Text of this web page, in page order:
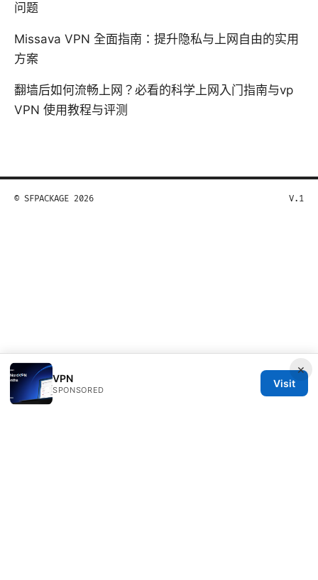
问题
Missava VPN 全面指南：提升隐私与上网自由的实用
方案
翻墙后如何流畅上网？必看的科学上网入门指南与vp
VPN 使用教程与评测
×
VPN
SPONSORED
Visit
© SFPACKAGE 2026 V.1